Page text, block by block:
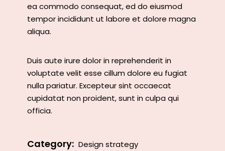
ea commodo consequat, ed do eiusmod
tempor incididunt ut labore et dolore magna
aliqua.
Duis aute irure dolor in reprehenderit in
voluptate velit esse cillum dolore eu fugiat
nulla pariatur. Excepteur sint occaecat
cupidatat non proident, sunt in culpa qui
officia.
Category: Design strategy